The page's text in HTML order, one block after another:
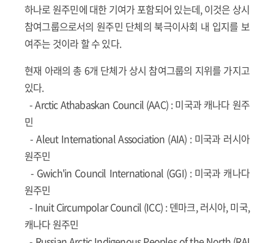
하나로 원주민에 대한 기여가 포함되어 있는데, 이것은 상시
참여그룹으로서의 원주민 단체의 북극이사회 내 입지를 보
여주는 것이라 할 수 있다.
현재 아래의 총 6개 단체가 상시 참여그룹의 지위를 가지고
있다.
-Arctic Athabaskan Council (AAC) : 미국과 캐나다 원주
민
-Aleut International Association (AIA) : 미국과 러시아
원주민
- Gwich'in Council International (GGI) : 미국과 캐나다
원주민
- Inuit Circumpolar Council (ICC) : 덴마크, 러시아, 미국,
캐나다 원주민